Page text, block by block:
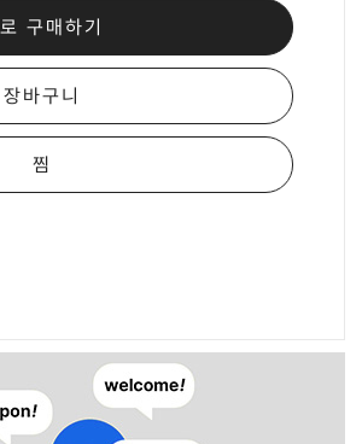
구매하기
장바구니
찜